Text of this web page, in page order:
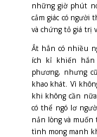
những giờ phút
cảm giác có
và chứng tỏ giá trị
Ắt hẳn có nhiều
ích kỉ khiến hắn
phương, nhưng
khao khát. Vì
khi không cần
có thể ngó lơ
nản lòng và muốn
tình mong manh